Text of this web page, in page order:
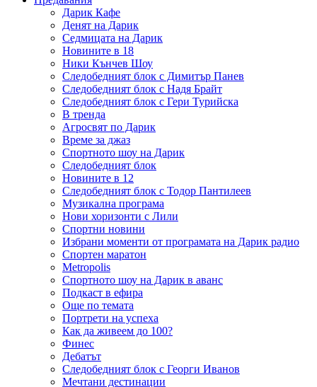
Дарик Кафе
Денят на Дарик
Седмицата на Дарик
Новините в 18
Ники Кънчев Шоу
Следобедният блок с Димитър Панев
Следобедният блок с Надя Брайт
Следобедният блок с Гери Турийска
В тренда
Агросвят по Дарик
Време за джаз
Спортното шоу на Дарик
Следобедният блок
Новините в 12
Следобедният блок с Тодор Пантилеев
Музикална програма
Нови хоризонти с Лили
Спортни новини
Избрани моменти от програмата на Дарик радио
Спортен маратон
Metropolis
Спортното шоу на Дарик в аванс
Подкаст в ефира
Още по темата
Портрети на успеха
Как да живеем до 100?
Финес
Дебатът
Следобедният блок с Георги Иванов
Мечтани дестинации